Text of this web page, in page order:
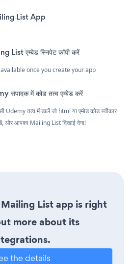
List App
List एम्बेड स्निपेट कॉपी करें
once you create your app
संपादक में कोड तत्व एम्बेड करें
Udemy तत्व में डालें जो html या एम्बेड कोड स्वीकार
और आपका Mailing List दिखाई देगा!
List app is right
more about its
the details